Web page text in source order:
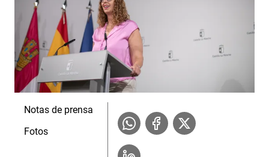
Notas de prensa
Fotos